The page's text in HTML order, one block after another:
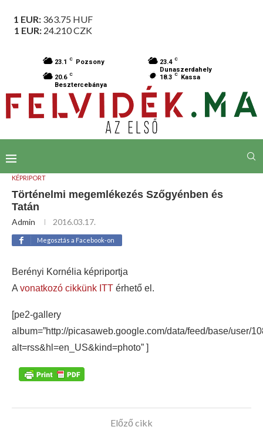
1 EUR: 363.75 HUF
1 EUR: 24.210CZK
23.1 C Pozsony 23.4 C
Dunaszerdahely
20.6 C
Besztercebánya
18.3 C Kassa
KÉPRIPORT
Történelmi megemlékezés Szőgyénben és
Tatán
Admin 2016.03.17.
Megosztás a Facebook-on
Berényi Kornélia képriportja
A vonatkozó cikkünk ITT érhető el.
[pe2-gallery
album=”http://picasaweb.google.com/data/feed/base/user/
alt=rss&hl=en_US&kind=photo” ]
Előző cikk